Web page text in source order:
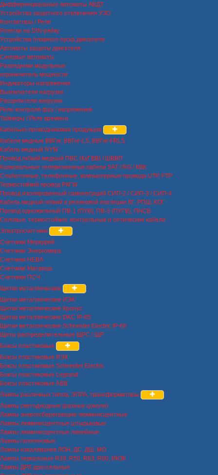
Дифференциальные автоматы АВДТ
Устройства защитного отключения УЗО
Контакторы / Реле
Розетки на DIN-рейку
Устройства плавного пуска двигателя
Автоматы защиты двигателя
Силовые автоматы
Разрядники модульные
ограничитель мощности
Индикаторы напряжения
Выключатели нагрузки
Расцепители нагрузки
Реле контроля фаз / напряжения
Таймеры / Реле времени
Кабельно-проводниковая продукция
Кабели медные ВВГнг, ВВГнг-LS, ВВГнг-FRLS
Кабель медный NYM
Провод гибкий медный ПВС (КуГВВ) / ШВВП
Коаксиальные телевизионные кабели SAT / RG / КВК
Слаботочные, телефонные, компьютерные провода UTP, FTP
Термостойкий провод РКГМ
Провод изолированный самонесущий СИП-2 / СИП-3 / СИП-4
Кабель медный гибкий в резиновой изоляции КГ, РПШ, КОГ
Провод одножильный ПВ-1 (ПУВ), ПВ-3 (ПУГВ), ПНСВ
Силовые, термостойкие, контрольные и оптические кабели
Электросчетчики
Счетчики Меркурий
Счетчики Энергомера
Счетчики НЕВА
Счетчики Матрица
Счетчики ПСЧ
Щитки металлические
Щитки металлические ИЭК
Щитки металлические Кронус
Щитки металлические DKC IP-65
Щитки металлические Schneider Electric IP-66
Щиты распределительные ЩРС / ЩР
Боксы пластиковые
Боксы пластиковые ИЭК
Боксы пластиковые Schneider Electric
Боксы пластиковые Legrand
Боксы пластиковые ABB
Лампы различных типов, ЭПРА, трансформаторы
Лампы светодиодные (разные цоколи)
Лампы энергосберегающие люминисцентные
Лампы люминисцентные штырьковые
Лампы люминисцентные линейные
Лампы галогеновые
Лампы накаливания ЛОН, ДС, ДШ, МО
Лампы зеркальные R39, R50, R63, R80, ИКЗК
Лампы ДРЛ дроссельные